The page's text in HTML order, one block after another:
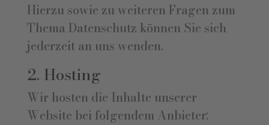
Hierzu sowie zu weiteren Fragen zum
Thema Datenschutz können Sie sich
jederzeit an uns wenden.
2. Hosting
Wir hosten die Inhalte unserer
Website bei folgendem Anbieter: